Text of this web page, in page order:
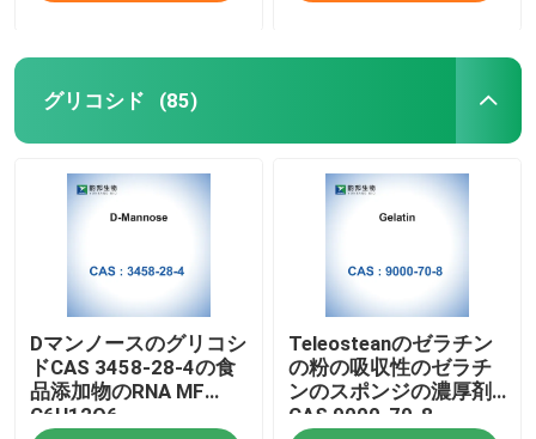
グリコシド (85)
Dマンノースのグリコシ
ドCAS 3458-28-4の食
品添加物のRNA MF
C6H12O6
Teleosteanのゼラチン
の粉の吸収性のゼラチ
ンのスポンジの濃厚剤
CAS 9000-70-8